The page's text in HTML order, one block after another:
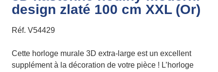
design zlaté 100 cm XXL (Or)
Réf. V54429
Cette horloge murale 3D extra-large est un excellent
supplément à la décoration de votre pièce ! L’horloge